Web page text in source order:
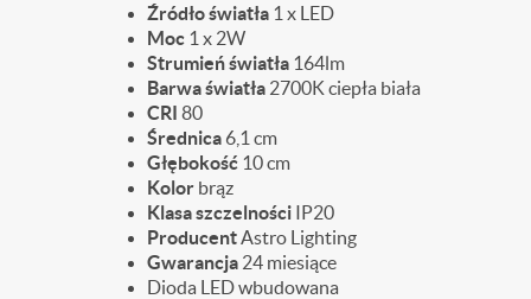
Źródło światła 1 x LED
Moc 1 x 2W
Strumień światła 164lm
Barwa światła 2700K ciepła biała
CRI 80
Średnica 6,1 cm
Głębokość 10 cm
Kolor brąz
Klasa szczelności IP20
ProducentAstro Lighting
Gwarancja 24 miesiące
Dioda LED wbudowana